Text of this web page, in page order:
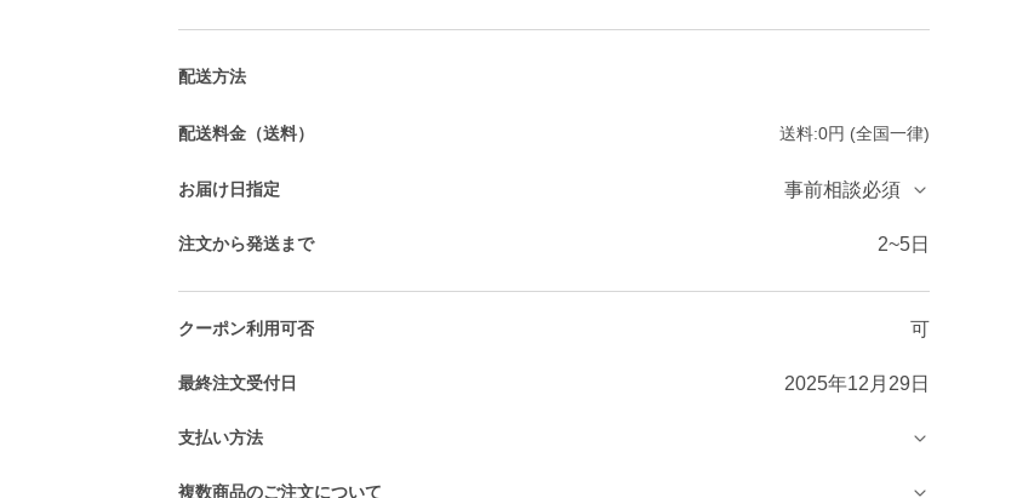
配送方法
配送料金（送料） 送料:0円 (全国一律)
お届け日指定 事前相談必須
注文から発送まで 2~5日
クーポン利用可否 可
最終注文受付日 2025年12月29日
支払い方法
複数商品のご注文について